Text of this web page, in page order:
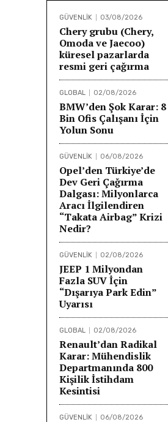
GÜVENLİK 03/08/2026
Chery grubu (Chery,
Omoda ve Jaecoo)
küresel pazarlarda
resmi geri çağırma
GLOBAL 02/08/2026
BMW’den Şok Karar: 8
Bin Ofis Çalışanı İçin
Yolun Sonu
GÜVENLİK 06/08/2026
Opel’den Türkiye’de
Dev Geri Çağırma
Dalgası: Milyonlarca
Aracı İlgilendiren
“Takata Airbag” Krizi
Nedir?
GÜVENLİK 02/08/2026
JEEP 1 Milyondan
Fazla SUV İçin
“Dışarıya Park Edin”
Uyarısı
GLOBAL 02/08/2026
Renault’dan Radikal
Karar: Mühendislik
Departmanında 800
Kişilik İstihdam
Kesintisi
GÜVENLİK 06/08/2026